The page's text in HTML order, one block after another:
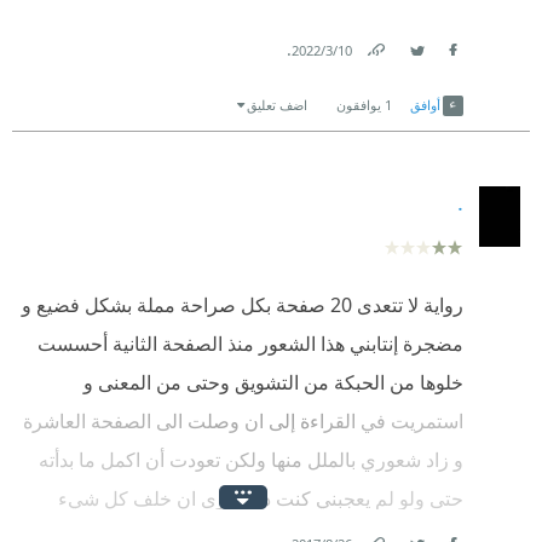
سيُحاول ويحاول ويحاول.
10‏/3‏/2022
.
أوافق 1 يوافقون اضف تعليق
.
رواية لا تتعدى 20 صفحة بكل صراحة مملة بشكل فضيع و
مضجرة إنتابني هذا الشعور منذ الصفحة الثانية أحسست
خلوها من الحبكة من التشويق وحتى من المعنى و
استمريت في القراءة إلى ان وصلت الى الصفحة العاشرة
و زاد شعوري بالملل منها ولكن تعودت أن اكمل ما بدأته
حتى ولو لم يعجبني كنت دوما ارى ان خلف كل شيء